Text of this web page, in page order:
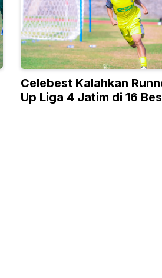
Celebest Kalahkan
Up Liga 4 Jatim di 16